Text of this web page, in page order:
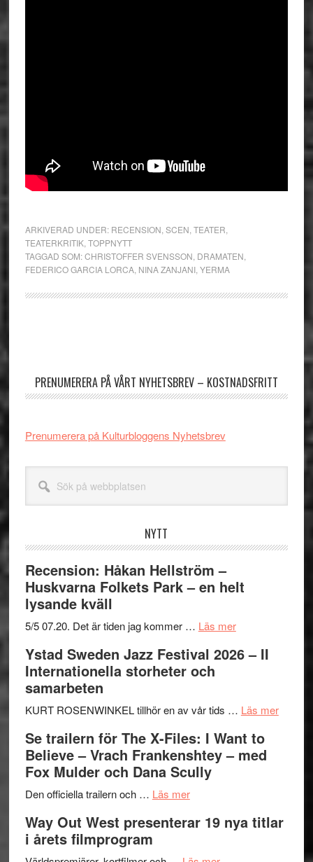
ARKIVERAD UNDER: RECENSION SCEN TEATER
TEATERKRITIK, TOPPNYTT
TAGGAD SOM:CHRISTOFFER SVENSSON DRAMATEN
FEDERICO GARCIA LORCA, NINA ZANJANI, YERMA
PRENUMERERA PÅ VÅRT NYHETSBREV – KOSTNADSFRITT
Prenumerera på Kulturbloggens Nyhetsbrev
webbplatsen
NYTT
Recension: Håkan Hellström –
Huskvarna Folkets Park – en helt
lysande kväll
5/5 07.20. Det är tiden jag kommer … Läs merom
Håkan
Huskvarna
Park
–
kväll
Ystad Sweden Jazz Festival 2026 – II
Internationella storheter och
samarbeten
KURT ROSENWINKEL tillhör en av vår tids … Läs merom
II
Se trailern för The X-Files: I Want to
Believe – Vrach Frankenshtey – med
Fox Mulder och Dana Scully
Den officiella trailern och … Läs merom
trailern
Way Out West presenterar 19 nya titlar
i årets filmprogram